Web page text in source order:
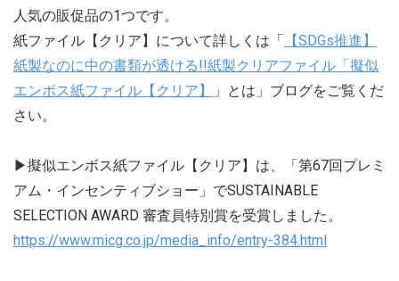
人気の販促品の1つです。
紙ファイル【クリア】について詳しくは「 【SDGs推進】
紙製なのに中の書類が透ける!!紙製クリアファイル「擬似
エンボス紙ファイル【クリア】
」とは」ブログをご覧くだ
さい。
▶擬似エンボス紙ファイル【クリア】は、「第67回プレミ
アム・インセンティブショー」でSUSTAINABLE
SELECTION AWARD 審査員特別賞を受賞しました。
https://www.micg.co.jp/media_info/entry-384.html